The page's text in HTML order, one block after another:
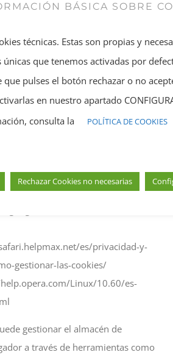
instalado en su ordenador:
Explorer o Microsoft Edge:
es-es/windows-
allow-cookies
sus-preferencia
es/privacidad-y-
gestionar-las-cookies/
Linux/10.60/es-
gestionar el almacén de
a través de herramientas como
BÁSICA SOBRE
técnicas. Estas son propias y
que tenemos activadas por
que pulses el botón rechazar o no
en nuestro apartado
consulta la
POLÍTICA DE COOKIES
Rechazar Cookies no necesarias